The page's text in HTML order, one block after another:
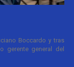
Boccardo y tras
gerente general del